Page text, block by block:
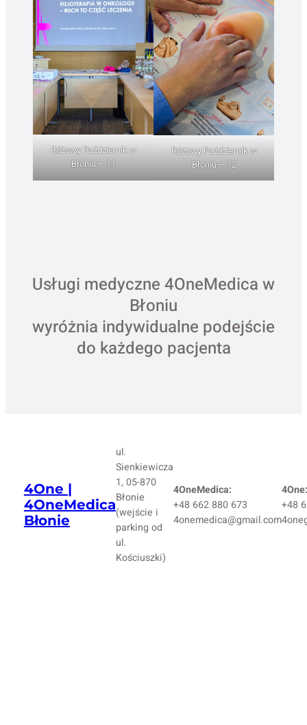
Różowy Październik w
Błoniu – 11
Różowy Październik w
Błoniu – 12
Usługi medyczne 4OneMedica w
Błoniu
wyróżnia indywidualne podejście
do każdego pacjenta
4One |
4OneMedica
Błonie
ul.
Sienkiewicza
1, 05-870
Błonie
(wejście i
parking od
ul.
Kościuszki)
4OneMedica:
+48 662 880 673
4onemedica@gmail.com
4One:
+48